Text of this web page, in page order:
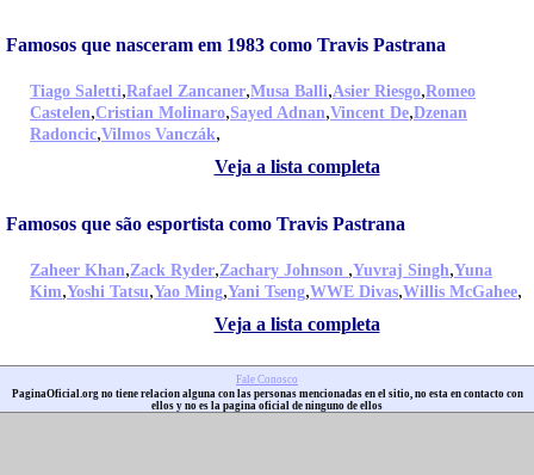
Famosos que nasceram em 1983 como Travis Pastrana
Tiago Saletti,Rafael Zancaner,Musa Balli,Asier Riesgo,Romeo
Castelen,Cristian Molinaro,Sayed Adnan,Vincent De,Dzenan
Radoncic,Vilmos Vanczák,
Veja a lista completa
Famosos que são esportista como Travis Pastrana
Zaheer Khan,Zack Ryder,Zachary Johnson ,Yuvraj Singh,Yuna
Kim,Yoshi Tatsu,Yao Ming,Yani Tseng,WWE Divas,Willis McGahee,
Veja a lista completa
Fale Conosco
PaginaOficial.org no tiene relacion alguna con las personas mencionadas en el sitio, no esta en contacto con
ellos y no es la pagina oficial de ninguno de ellos